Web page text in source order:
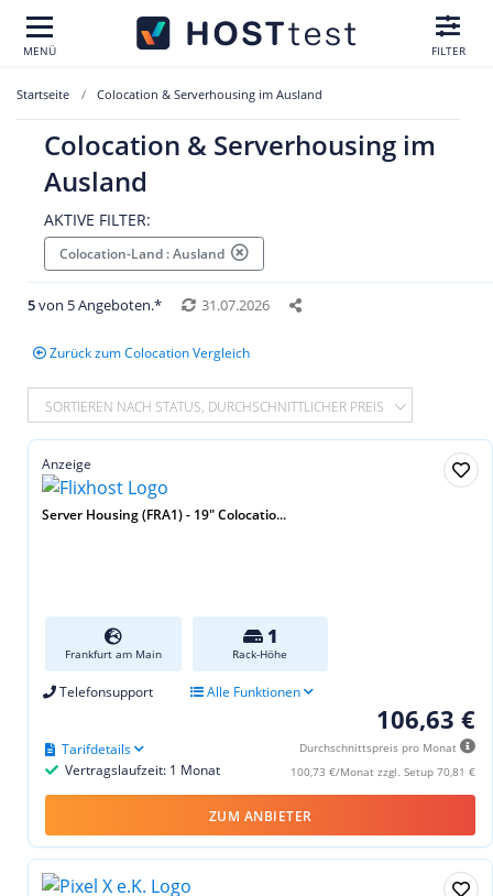
MENÜ FILTER
Startseite Colocation & Serverhousing im Ausland
Colocation & Serverhousing im
Ausland
AKTIVE FILTER:
Colocation-Land : Ausland
5von 5 Angeboten.* 31.07.2026
Zurück zum Colocation Vergleich
SORTIEREN NACH STATUS, DURCHSCHNITTLICHER PREIS
Anzeige
Server Housing (FRA1) - 19″ Colocatio...
Frankfurt am Main
1
Rack-Höhe
Telefonsupport Alle Funktionen
106,63 €
Durchschnittspreis pro Monat
100,73 €/Monat zzgl. Setup 70,81 €
Vertragslaufzeit: 1 Monat
Tarifdetails
ZUM ANBIETER